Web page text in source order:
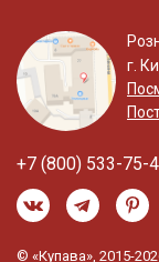
г.
+7 (800) 533-75-
© «Купава», 2015-